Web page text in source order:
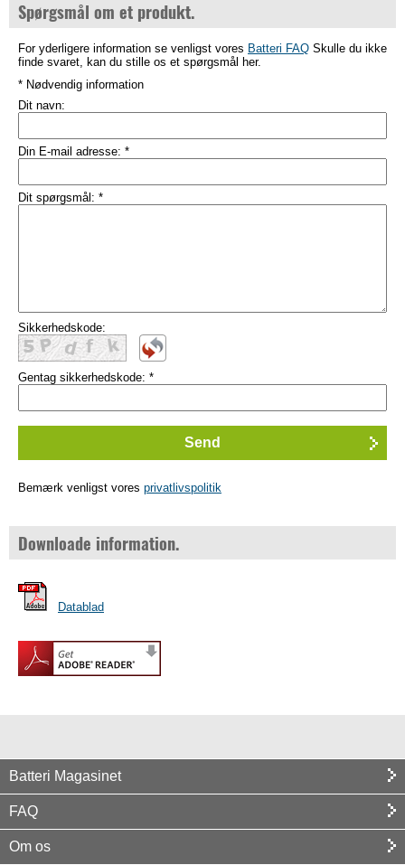
Spørgsmål om et produkt.
For yderligere information se venligst vores Batteri FAQ Skulle du ikke
finde svaret, kan du stille os et spørgsmål her.
* Nødvendig information
Dit navn:
Din E-mail adresse: *
Dit spørgsmål: *
Sikkerhedskode:
Gentag sikkerhedskode: *
Bemærk venligst vores privatlivspolitik
Downloade information.
Datablad
Batteri Magasinet
FAQ
Om os